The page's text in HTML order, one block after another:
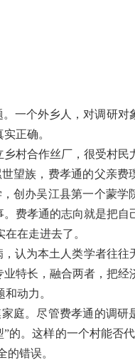
一个外乡人，对调研对
正确。
村合作丝厂，很受村民
望族，费孝通的父亲费
创办吴江县第一个蒙学
费孝通的志向就是把自
在走进去了。
认为本土人类学者往往
特长，融合两者，把经
动力。
庭。尽管费孝通的调研
的。这样的一个村能否
错误。